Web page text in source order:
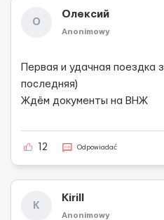
О
Олексий
Anonimowy
Первая и удачная поездка
последняя)
Ждём документы на ВНЖ
12 Odpowiadać
K
Kirill
Anonimowy